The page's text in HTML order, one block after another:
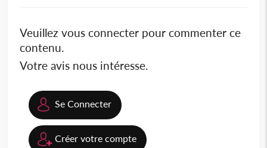
Veuillez vous connecter pour commenter ce
contenu.
Votre avis nous intéresse.
Se Connecter
Créer votre compte